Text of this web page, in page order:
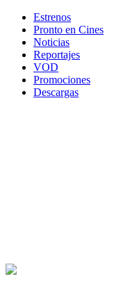
Estrenos
Pronto en Cines
Noticias
Reportajes
VOD
Promociones
Descargas